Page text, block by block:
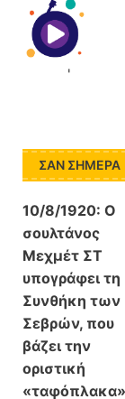
'
ΣΑΝ ΣΉΜΕΡΑ
10/8/1920: Ο
σουλτάνος
Μεχμέτ ΣΤ
υπογράφει τη
Συνθήκη των
Σεβρών, που
βάζει την
οριστική
«ταφόπλακα»